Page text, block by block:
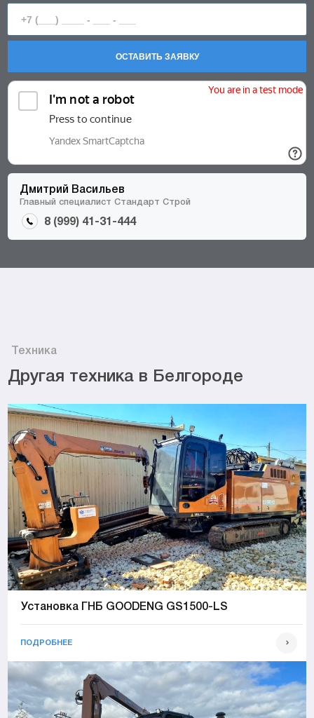
ОСТАВИТЬ ЗАЯВКУ
Дмитрий Васильев
Главный специалист Стандарт Строй
8 (999) 41-31-444
Техника
Другая техника в Белгороде
Установка ГНБ GOODENG GS1500-LS
ПОДРОБНЕЕ